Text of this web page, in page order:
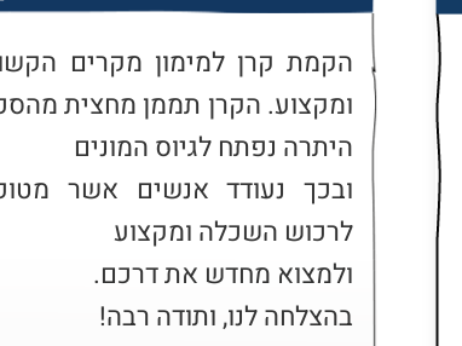
בהצלחה לנו, ותודה רבה!